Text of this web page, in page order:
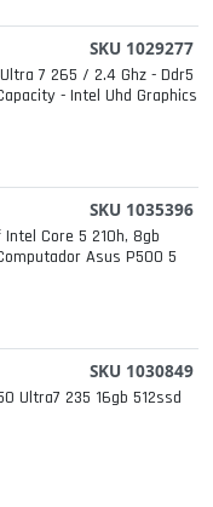
SKU 1029277
7 265 / 2.4 Ghz - Ddr5
- Intel Uhd Graphics
SKU 1035396
Core 5 210h, 8gb
SKU 1030849
Ultra7 235 16gb 512ssd